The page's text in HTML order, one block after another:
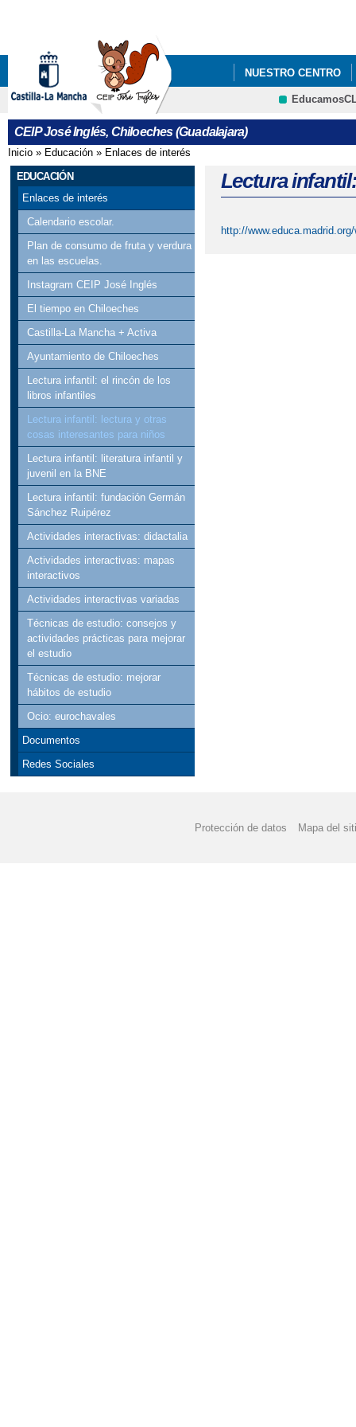
NUESTRO CENTRO
PROCESO DE
CEIP José Inglés, Chiloeches (Guadalajara)
Se encuentra usted aquí
Inicio » Educación » Enlaces de interés
EDUCACIÓN
Enlaces de interés
Calendario escolar.
Plan de consumo de fruta y verdura
en las escuelas.
Instagram CEIP José Inglés
El tiempo en Chiloeches
Castilla-La Mancha + Activa
Ayuntamiento de Chiloeches
Lectura infantil: el rincón de los
libros infantiles
Lectura infantil: lectura y otras
cosas interesantes para niños
Lectura infantil: literatura infantil y
juvenil en la BNE
Lectura infantil: fundación Germán
Sánchez Ruipérez
Actividades interactivas: didactalia
Actividades interactivas: mapas
interactivos
Actividades interactivas variadas
Técnicas de estudio: consejos y
actividades prácticas para mejorar
el estudio
Técnicas de estudio: mejorar
hábitos de estudio
Ocio: eurochavales
Documentos
Redes Sociales
Lectura
http://
Protección de datos Mapa del